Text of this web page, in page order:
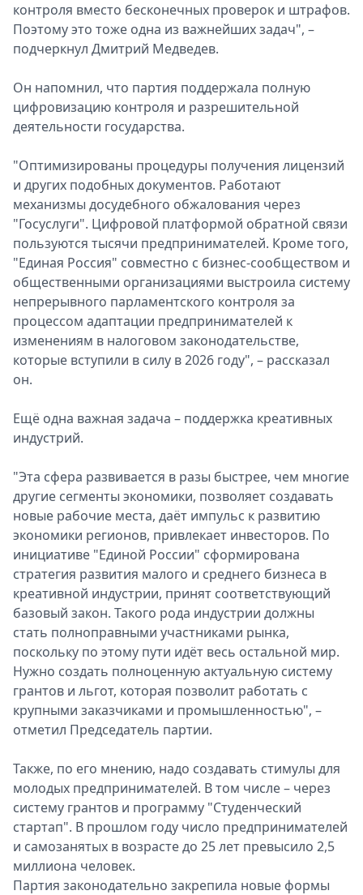
контроля вместо бесконечных проверок и штрафов.
Поэтому это тоже одна из важнейших задач", –
подчеркнул Дмитрий Медведев.
Он напомнил, что партия поддержала полную
цифровизацию контроля и разрешительной
деятельности государства.
"Оптимизированы процедуры получения лицензий
и других подобных документов. Работают
механизмы досудебного обжалования через
"Госуслуги". Цифровой платформой обратной связи
пользуются тысячи предпринимателей. Кроме того,
"Единая Россия" совместно с бизнес-сообществом и
общественными организациями выстроила систему
непрерывного парламентского контроля за
процессом адаптации предпринимателей к
изменениям в налоговом законодательстве,
которые вступили в силу в 2026 году", – рассказал
он.
Ещё одна важная задача – поддержка креативных
индустрий.
"Эта сфера развивается в разы быстрее, чем многие
другие сегменты экономики, позволяет создавать
новые рабочие места, даёт импульс к развитию
экономики регионов, привлекает инвесторов. По
инициативе "Единой России" сформирована
стратегия развития малого и среднего бизнеса в
креативной индустрии, принят соответствующий
базовый закон. Такого рода индустрии должны
стать полноправными участниками рынка,
поскольку по этому пути идёт весь остальной мир.
Нужно создать полноценную актуальную систему
грантов и льгот, которая позволит работать с
крупными заказчиками и промышленностью", –
отметил Председатель партии.
Также, по его мнению, надо создавать стимулы для
молодых предпринимателей. В том числе – через
систему грантов и программу "Студенческий
стартап". В прошлом году число предпринимателей
и самозанятых в возрасте до 25 лет превысило 2,5
миллиона человек.
Партия законодательно закрепила новые формы